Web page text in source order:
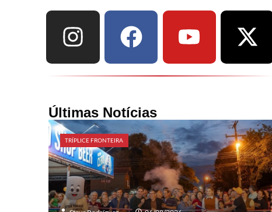
Últimas Notícias
TRÍPLICE FRONTEIRA